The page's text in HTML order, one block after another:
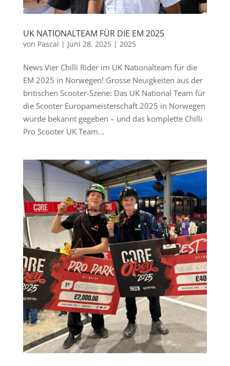
UK NATIONALTEAM FÜR DIE EM 2025
von Pascal | Juni 28, 2025| 2025
News Vier Chilli Rider im UK Nationalteam für die
EM 2025 in Norwegen! Grosse Neuigkeiten aus der
britischen Scooter-Szene: Das UK National Team für
die Scooter Europameisterschaft 2025 in Norwegen
wurde bekannt gegeben – und das komplette Chilli
Pro Scooter UK Team...